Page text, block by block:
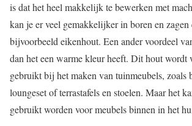
is dat het heel makkelijk te bewerken met
kan je er veel gemakkelijker in boren en
bijvoorbeeld eikenhout. Een ander voordeel
dan het een warme kleur heeft. Dit hout wordt
gebruikt bij het maken van tuinmeubels, zoals
loungeset of terrastafels en stoelen. Maar het
gebruikt worden voor meubels binnen in het